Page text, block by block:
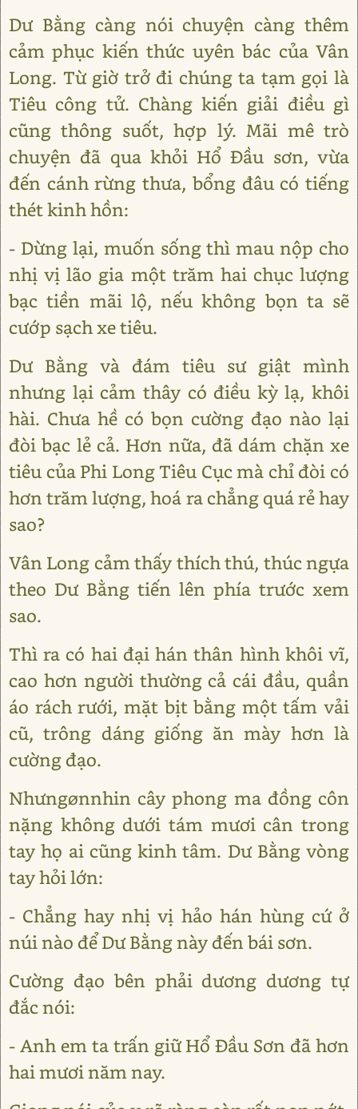
Dư Bằng càng nói chuyện càng thêm
cảm phục kiến thức uyên bác của Vân
Long. Từ giờ trở đi chúng ta tạm gọi là
Tiêu công tử. Chàng kiến giải điều gì
cũng thông suốt, hợp lý. Mãi mê trò
chuyện đã qua khỏi Hổ Đầu sơn, vừa
đến cánh rừng thưa, bổng đâu có tiếng
thét kinh hồn:
- Dừng lại, muốn sống thì mau nộp cho
nhị vị lão gia một trăm hai chục lượng
bạc tiền mãi lộ, nếu không bọn ta sẽ
cướp sạch xe tiêu.
Dư Bằng và đám tiêu sư giật mình
nhưng lại cảm thây có điều kỳ lạ, khôi
hài. Chưa hề có bọn cường đạo nào lại
đòi bạc lẻ cả. Hơn nữa, đã dám chặn xe
tiêu của Phi Long Tiêu Cục mà chỉ đòi có
hơn trăm lượng, hoá ra chẳng quá rẻ hay
sao?
Vân Long cảm thấy thích thú, thúc ngựa
theo Dư Bằng tiến lên phía trước xem
sao.
Thì ra có hai đại hán thân hình khôi vĩ,
cao hơn người thường cả cái đầu, quần
áo rách rưới, mặt bịt bằng một tấm vải
cũ, trông dáng giống ăn mày hơn là
cường đạo.
Nhưngønnhin cây phong ma đồng côn
nặng không dưới tám mươi cân trong
tay họ ai cũng kinh tâm. Dư Bằng vòng
tay hỏi lớn:
- Chẳng hay nhị vị hảo hán hùng cứ ở
núi nào để Dư Bằng này đến bái sơn.
Cường đạo bên phải dương dương tự
đắc nói:
- Anh em ta trấn giữ Hổ Đầu Sơn đã hơn
hai mươi năm nay.